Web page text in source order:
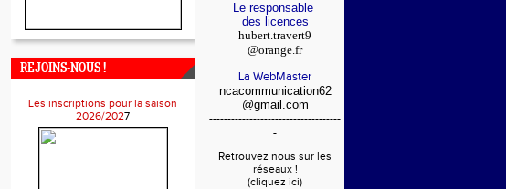
REJOINS-NOUS !
Les inscriptions pour la saison
2026/2027
Le responsable
des licences
hubert.travert9
@orange.fr
La WebMaster
ncacommunication62
@gmail.com
------------------------------------
-
Retrouvez nous sur les
réseaux !
(cliquez ici)